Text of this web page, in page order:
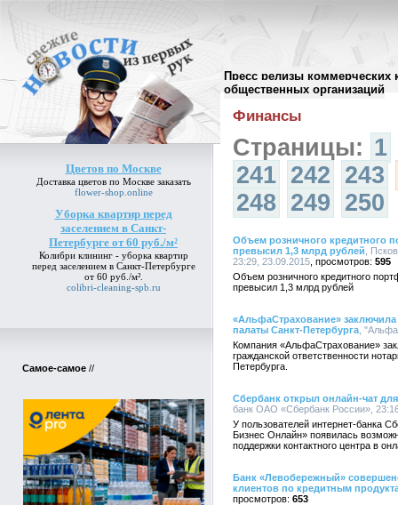
Пресс релизы коммерческих
общественных организаций
Цветов по Москве
Доставка цветов по Москвезаказать
flower-shop.online
Уборка квартир перед
заселением в Санкт-
Петербурге от 60 руб./м²
Колибри клининг - уборка квартир
перед заселением в Санкт-Петербурге
от 60 руб./м².
colibri-cleaning-spb.ru
Самое-самое //
Архив пресс-релизов//
Финансы
Страницы: 1
241 242 243
248 249 250
Объем розничного кредитного
превысил 1,3 млрд рублей ,
23:29, 23.09.2015
595
Объем розничного кредитного
превысил 1,3 млрд рублей
«АльфаСтрахование»
палаты Санкт-Петербурга ,
Компания «АльфаСтрахование»
гражданской ответственности
Петербурга.
Сбербанк открыл онлайн-чат
банк ОАО «Сбербанк России»,
У пользователей интернет-банка
Бизнес Онлайн» появилась
поддержки контактного центра в
Банк «Левобережный»
клиентов по кредитным
653